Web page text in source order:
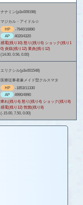
ナナミン(p3x009198)
マジカル・アイドル☆
HP
-7940/16890
AP
4020/4320
感電(残り10) 怒り(残り6) ショック(残り1
0) 炎獄(残り12) 業炎(残り12)
(14.00, 0.56, 0.00)
エリクシル(p3x001548)
医療従事者兼メイド型クルスマタ
HP
-1853/11330
AP
4990/4990
痺れ(残り4) 怒り(残り4) ショック(残り8)
感電(残り12) 恍惚(残り8)
(-15.00, 7.50, 0.00)